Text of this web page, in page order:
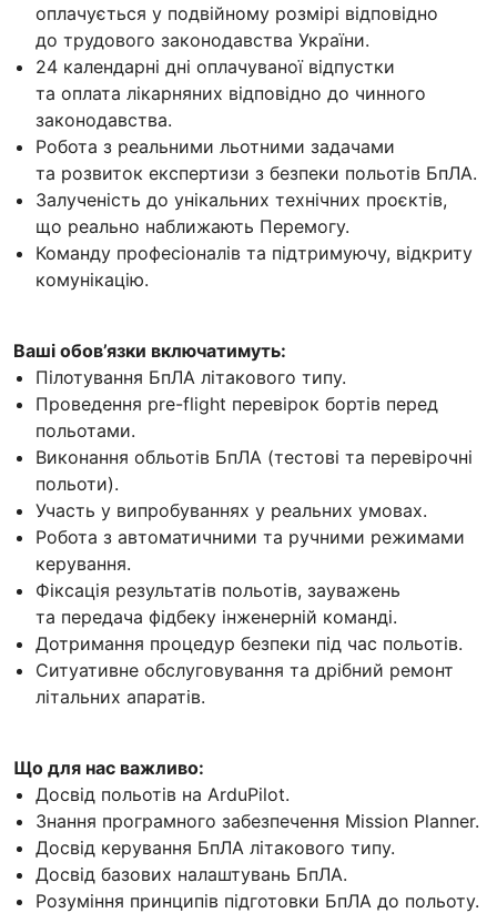
оплачується у подвійному розмірі відповідно
до трудового законодавства України.
24 календарні дні оплачуваної відпустки
та оплата лікарняних відповідно до чинного
законодавства.
Робота з реальними льотними задачами
та розвиток експертизи з безпеки польотів БпЛА.
Залученість до унікальних технічних проєктів,
що реально наближають Перемогу.
Команду професіоналів та підтримуючу, відкриту
комунікацію.
Ваші обов’язки включатимуть:
Пілотування БпЛА літакового типу.
Проведення pre-flight перевірок бортів перед
польотами.
Виконання обльотів БпЛА (тестові та перевірочні
польоти).
Участь у випробуваннях у реальних умовах.
Робота з автоматичними та ручними режимами
керування.
Фіксація результатів польотів, зауважень
та передача фідбеку інженерній команді.
Дотримання процедур безпеки під час польотів.
Ситуативне обслуговування та дрібний ремонт
літальних апаратів.
Що для нас важливо:
Досвід польотів на ArduPilot.
Знання програмного забезпечення Mission Planner.
Досвід керування БпЛА літакового типу.
Досвід базових налаштувань БпЛА.
Розуміння принципів підготовки БпЛА до польоту.